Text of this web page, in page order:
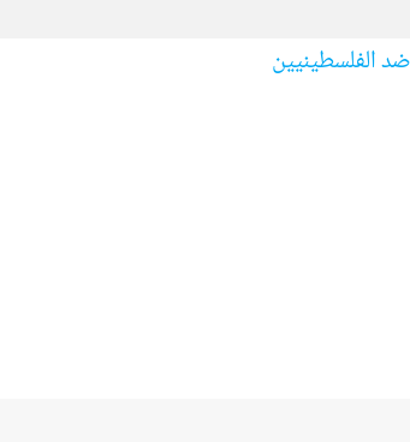
الفلسطينيين